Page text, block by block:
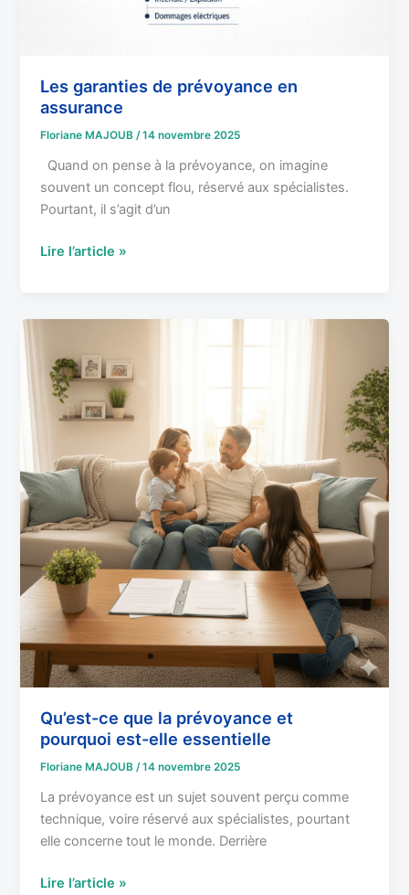
Les garanties de prévoyance en
assurance
Floriane MAJOUB /14 novembre 2025
Quand on pense à la prévoyance, on imagine
souvent un concept flou, réservé aux spécialistes.
Pourtant, il s’agit d’un
Lire l’article »
Qu’est-ce que la prévoyance et
pourquoi est-elle essentielle
Floriane MAJOUB/14 novembre 2025
La prévoyance est un sujet souvent perçu comme
technique, voire réservé aux spécialistes, pourtant
elle concerne tout le monde. Derrière
que
prévoyance
pourquoi
est-
elle
essentielle
Lire l’article »